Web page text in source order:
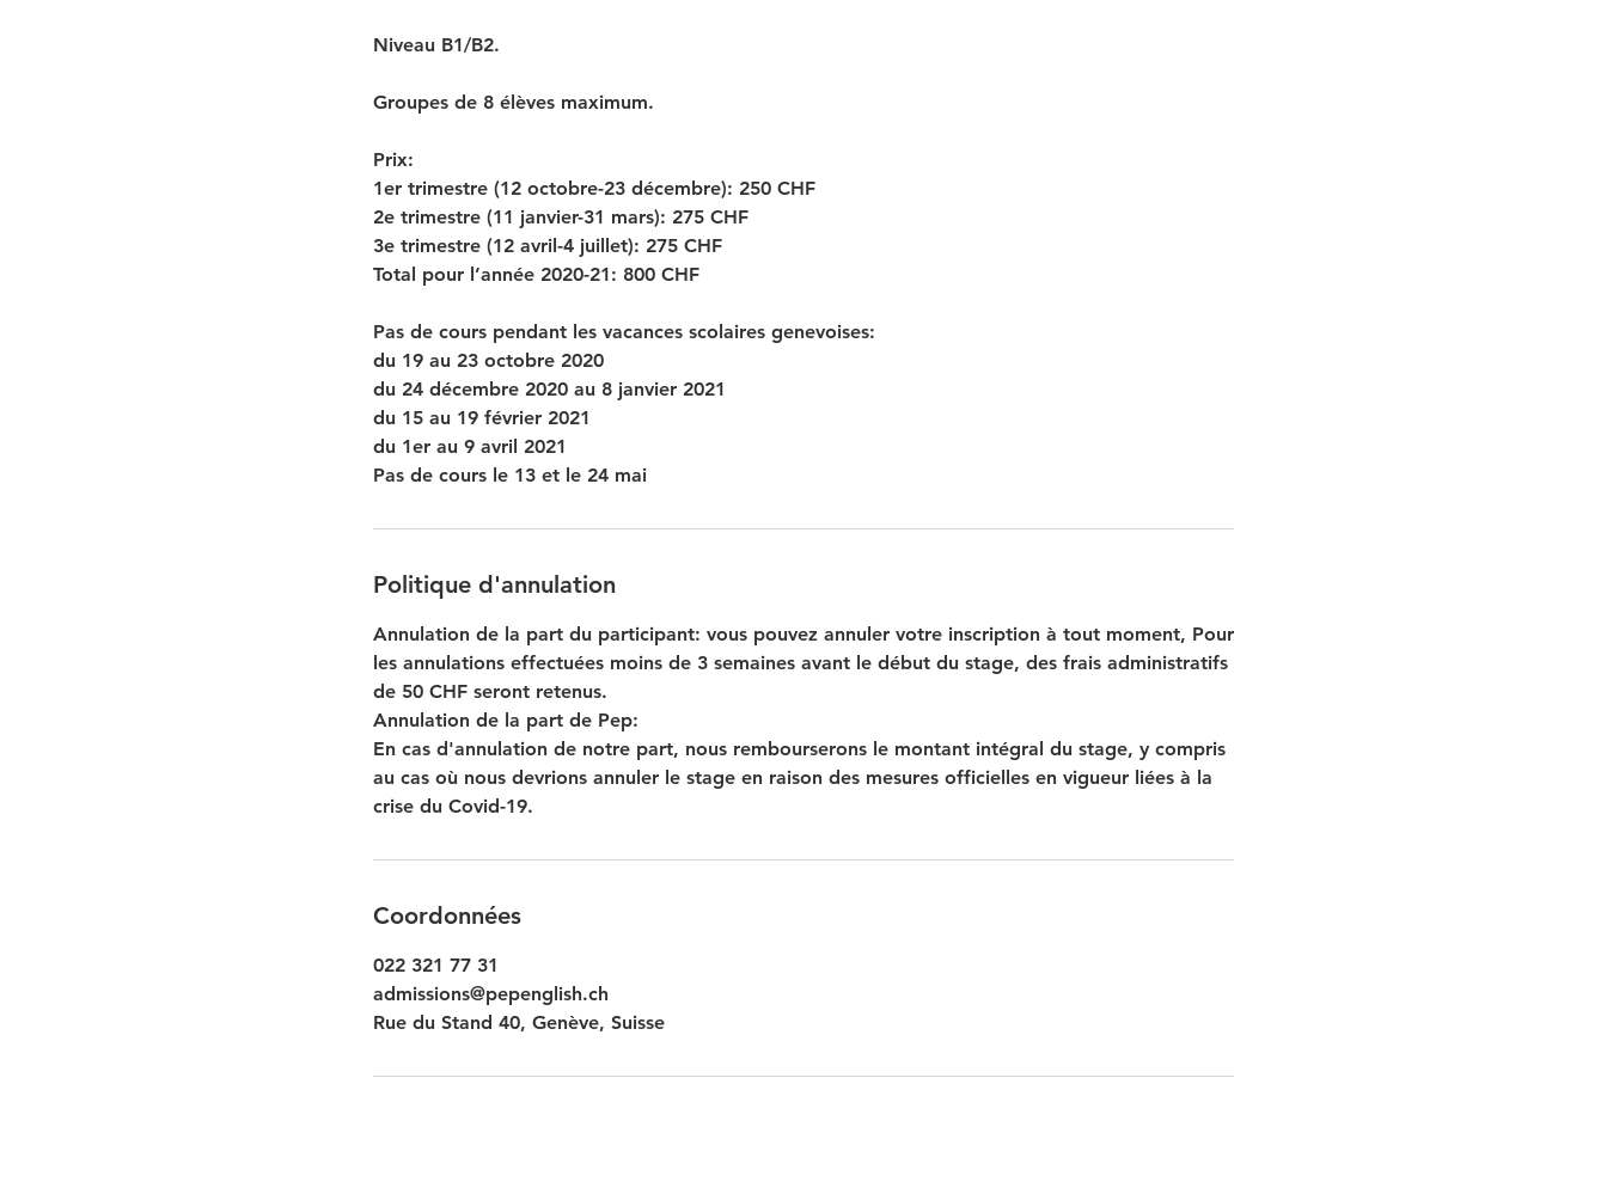
Niveau B1/B2.
Groupes de 8 élèves maximum.
Prix:
1er trimestre (12 octobre-23 décembre): 250 CHF
2e trimestre (11 janvier-31 mars): 275 CHF
3e trimestre (12 avril-4 juillet): 275 CHF
Total pour l’année 2020-21: 800 CHF
Pas de cours pendant les vacances scolaires genevoises:
du 19 au 23 octobre 2020
du 24 décembre 2020 au 8 janvier 2021
du 15 au 19 février 2021
du 1er au 9 avril 2021
Pas de cours le 13 et le 24 mai
Politique d'annulation
Annulation de la part du participant: vous pouvez annuler votre inscription à tout moment, Pour
les annulations effectuées moins de 3 semaines avant le début du stage, des frais administratifs
de 50 CHF seront retenus.
Annulation de la part de Pep:
En cas d'annulation de notre part, nous rembourserons le montant intégral du stage, y compris
au cas où nous devrions annuler le stage en raison des mesures officielles en vigueur liées à la
crise du Covid-19.
Coordonnées
022 321 77 31
admissions@pepenglish.ch
Rue du Stand 40, Genève, Suisse